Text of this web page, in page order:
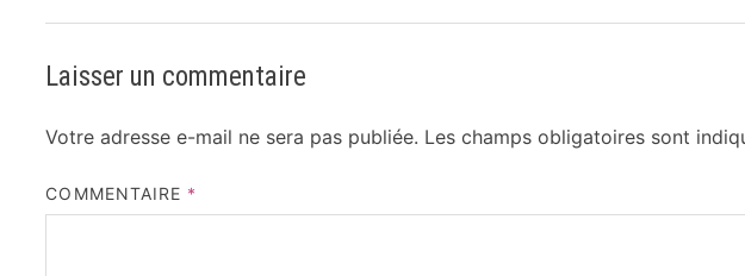
Laisser un commentaire
Votre adresse e-mail ne sera pas publiée. Les champs obligatoires sont
COMMENTAIRE *